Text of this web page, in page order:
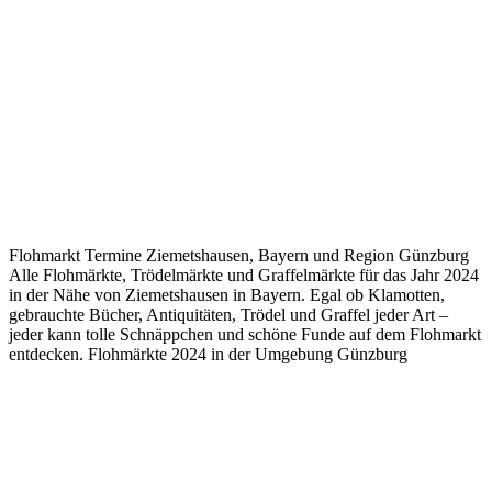
Flohmarkt Termine Ziemetshausen, Bayern und Region Günzburg
Alle Flohmärkte, Trödelmärkte und Graffelmärkte für das Jahr 2024
in der Nähe von Ziemetshausen in Bayern. Egal ob Klamotten,
gebrauchte Bücher, Antiquitäten, Trödel und Graffel jeder Art –
jeder kann tolle Schnäppchen und schöne Funde auf dem Flohmarkt
entdecken. Flohmärkte 2024 in der Umgebung Günzburg